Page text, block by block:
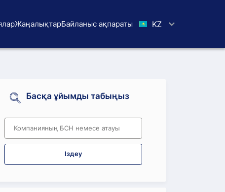
ЖаңалықтарБайланыс ақпараты KZ
Басқа ұйымды табыңыз
Іздеу